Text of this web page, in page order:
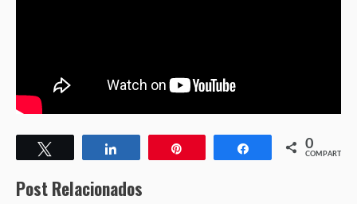
Compartir Compartir0
COMPARTIR
Post Relacionados